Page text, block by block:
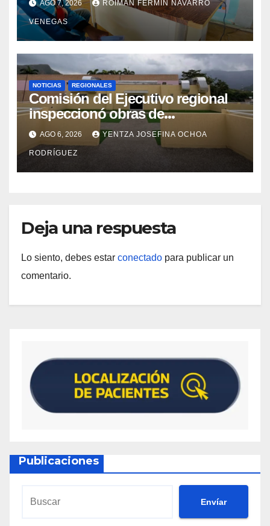
AGO 7, 2026 ROIMAN FERMIN NAVARRO
VENEGAS
NOTICIAS REGIONALES
Comisión del Ejecutivo regional
inspeccionó obras de
recuperación en la Maternidad
Integral Aragua
AGO 6, 2026 YENTZA JOSEFINA OCHOA
RODRÍGUEZ
Deja una respuesta
Lo siento, debes estar conectado para publicar un
comentario.
Publicaciones
Envíar